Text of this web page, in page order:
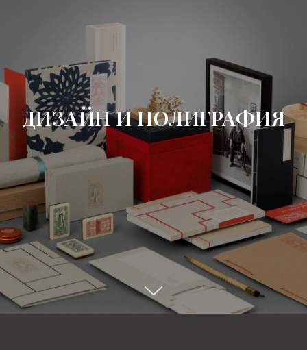
ДИЗАЙН И ПОЛИГРАФИЯ